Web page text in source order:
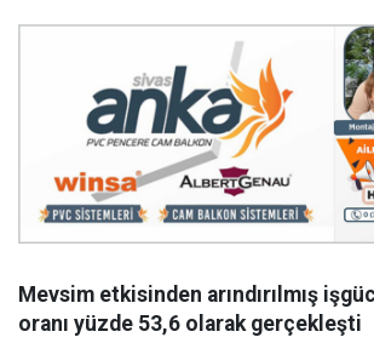
Mevsim etkisinden arındırılmış
oranı yüzde 53,6 olarak gerçekleşti